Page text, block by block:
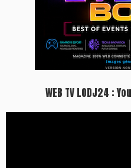
WEB TV LODJ24 :